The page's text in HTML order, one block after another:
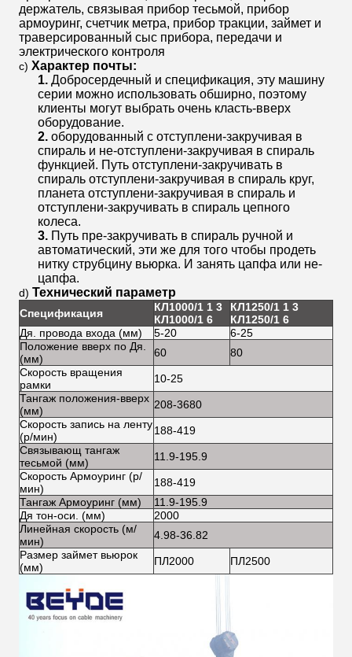
держатель, связывая прибор тесьмой, прибор
армоуринг, счетчик метра, прибор тракции, займет и
траверсированный сыс прибора, передачи и
электрического контроля
c) Характер почты:
1. Добросердечный и спецификация, эту машину
серии можно использовать обширно, поэтому
клиенты могут выбрать очень класть-вверх
оборудование.
2. оборудованный с отступлени-закручивая в
спираль и не-отступлени-закручивая в спираль
функцией. Путь отступлени-закручивать в
спираль отступлени-закручивая в спираль круг,
планета отступлени-закручивая в спираль и
отступлени-закручивать в спираль цепного
колеса.
3. Путь пре-закручивать в спираль ручной и
автоматический, эти же для того чтобы продеть
нитку струбцину вьюрка. И занять цапфа или не-
цапфа.
d) Технический параметр
Спецификация
КЛ1000/1 1 3
КЛ1000/1 6
КЛ1250/1 1 3
КЛ1250/1 6
Дя. провода входа (мм)
5-20 6-25
Положение вверх по Дя.
(мм)
60 80
Скорость вращения
рамки
10-25
Тангаж положения-вверх
(мм)
208-3680
Скорость запись на ленту
(р/мин)
188-419
Связывающ тангаж
тесьмой (мм)
11.9-195.9
Скорость Армоуринг (р/
мин)
188-419
Тангаж Армоуринг (мм)
11.9-195.9
Дя тон-оси. (мм)
2000
Линейная скорость (м/
мин)
4.98-36.82
Размер займет вьюрок
(мм)
ПЛ2000 ПЛ2500